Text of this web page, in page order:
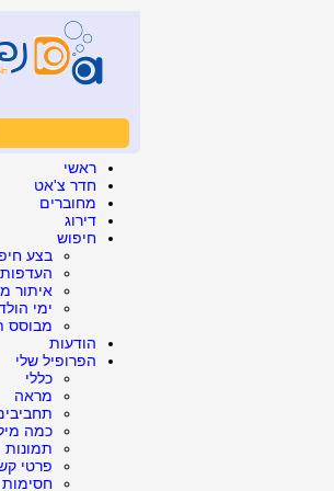
ראשי
חדר צ'אט
מחוברים
דירוג
חיפוש
בצע
איתור
ימי
מבוסס
הודעות
הפרופיל שלי
כללי
מראה
כמה
תמונות
פרטי
חסימות